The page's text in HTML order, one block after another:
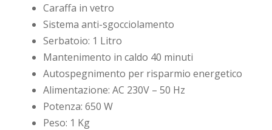
Caraffa in vetro
Sistema anti-sgocciolamento
Serbatoio: 1 Litro
Mantenimento in caldo 40 minuti
Autospegnimento per risparmio energetico
Alimentazione: AC 230V – 50 Hz
Potenza: 650 W
Peso: 1 Kg